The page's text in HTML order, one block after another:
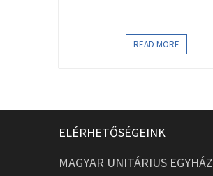
READ MORE
ELÉRHETŐSÉGEINK
MAGYAR UNITÁRIUS EGYHÁZ